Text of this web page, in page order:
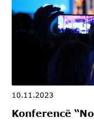
10.11.2023
Konferencē